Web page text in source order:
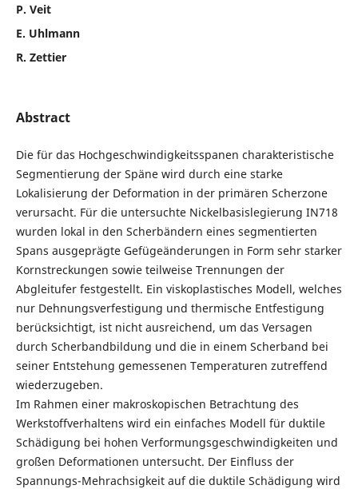
P. Veit
E. Uhlmann
R. Zettier
Abstract
Die für das Hochgeschwindigkeitsspanen charakteristische
Segmentierung der Späne wird durch eine starke
Lokalisierung der Deformation in der primären Scherzone
verursacht. Für die untersuchte Nickelbasislegierung IN718
wurden lokal in den Scherbändern eines segmentierten
Spans ausgeprägte Gefügeänderungen in Form sehr starker
Kornstreckungen sowie teilweise Trennungen der
Abgleitufer festgestellt. Ein viskoplastisches Modell, welches
nur Dehnungsverfestigung und thermische Entfestigung
berücksichtigt, ist nicht ausreichend, um das Versagen
durch Scherbandbildung und die in einem Scherband bei
seiner Entstehung gemessenen Temperaturen zutreffend
wiederzugeben.
Im Rahmen einer makroskopischen Betrachtung des
Werkstoffverhaltens wird ein einfaches Modell für duktile
Schädigung bei hohen Verformungsgeschwindigkeiten und
großen Deformationen untersucht. Der Einfluss der
Spannungs-Mehrachsigkeit auf die duktile Schädigung wird